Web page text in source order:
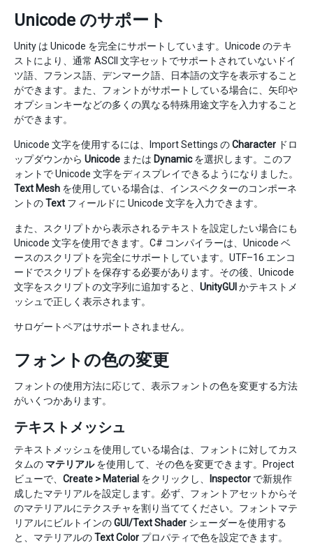
Unicode のサポート
Unity は Unicode を完全にサポートしています。Unicode のテキ
ストにより、通常 ASCII 文字セットでサポートされていないドイ
ツ語、フランス語、デンマーク語、日本語の文字を表示すること
ができます。また、フォントがサポートしている場合に、矢印や
オプションキーなどの多くの異なる特殊用途文字を入力すること
ができます。
Unicode 文字を使用するには、Import Settings のCharacter ドロ
ップダウンから Unicode または Dynamicを選択します。このフ
ォントで Unicode 文字をディスプレイできるようになりました。
Text Mesh を使用している場合は、インスペクターのコンポーネ
ントのText フィールドに Unicode 文字を入力できます。
また、スクリプトから表示されるテキストを設定したい場合にも
Unicode 文字を使用できます。C# コンパイラーは、Unicode ベ
ースのスクリプトを完全にサポートしています。UTF–16 エンコ
ードでスクリプトを保存する必要があります。その後、Unicode
文字をスクリプトの文字列に追加すると、 UnityGUI かテキストメ
ッシュで正しく表示されます。
サロゲートペアはサポートされません。
フォントの色の変更
フォントの使用方法に応じて、表示フォントの色を変更する方法
がいくつかあります。
テキストメッシュ
テキストメッシュを使用している場合は、フォントに対してカス
タムの マテリアルを使用して、その色を変更できます。Project
ビューで、 Create > Material をクリックし、 Inspector で新規作
成したマテリアルを設定します。必ず、フォントアセットからそ
のマテリアルにテクスチャを割り当ててください。フォントマテ
リアルにビルトインのGUI/Text Shader シェーダーを使用する
と、マテリアルのText Color プロパティで色を設定できます。